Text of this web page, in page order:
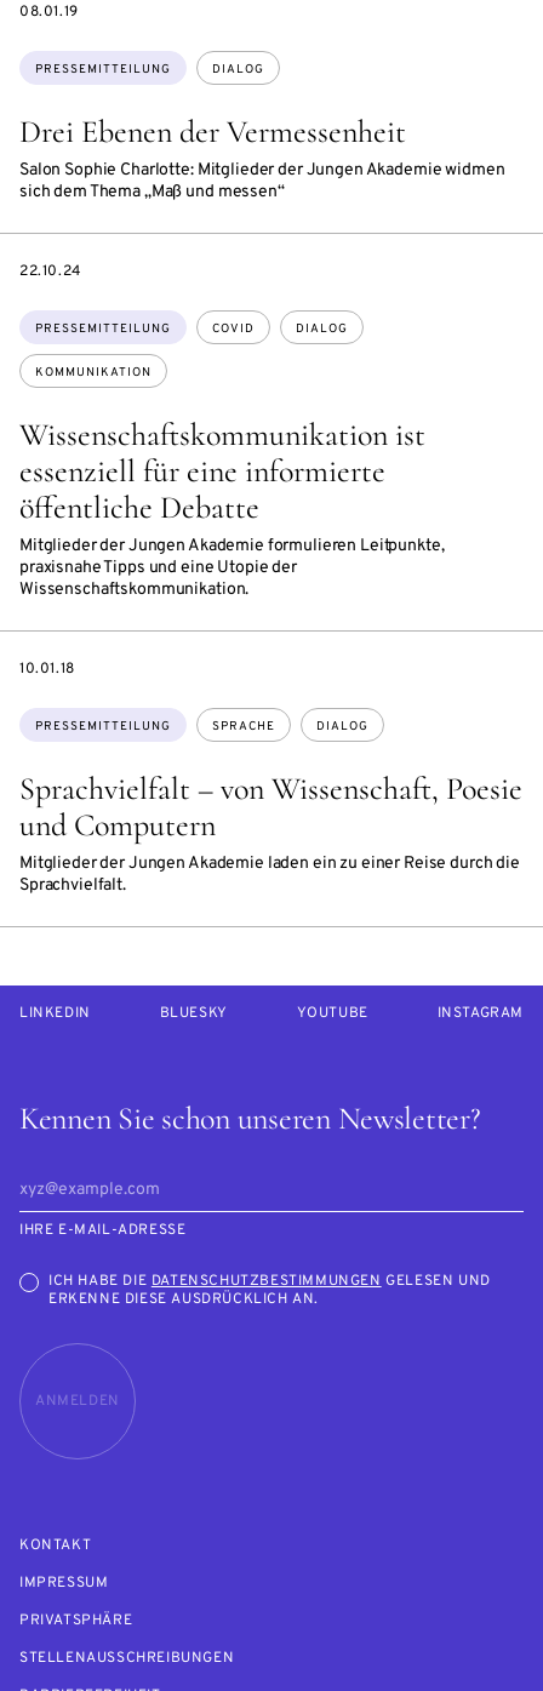
Drei Ebenen der Vermessenheit
Salon Sophie Charlotte: Mitglieder der Jungen Akademie widmen
sich dem Thema „Maß und messen“
Themen:
PRESSEMITTEILUNG DIALOG
DATE
08.01.19
Wissenschaftskommunikation ist
essenziell für eine informierte
öffentliche Debatte
Mitglieder der Jungen Akademie formulieren Leitpunkte,
praxisnahe Tipps und eine Utopie der
Wissenschaftskommunikation.
Themen:
PRESSEMITTEILUNG COVID DIALOG
KOMMUNIKATION
DATE
22.10.24
Sprachvielfalt – von Wissenschaft, Poesie
und Computern
Mitglieder der Jungen Akademie laden ein zu einer Reise durch die
Sprachvielfalt.
Themen:
PRESSEMITTEILUNG SPRACHE DIALOG
DATE
10.01.18
Kennen Sie schon unseren Newsletter?
IHRE E-MAIL-ADRESSE
ICH HABE DIEDATENSCHUTZBESTIMMUNGENGELESEN UND
ERKENNE DIESE AUSDRÜCKLICH AN.
ANMELDEN
LINKEDIN BLUESKY YOUTUBE INSTAGRAM
KONTAKT
IMPRESSUM
PRIVATSPHÄRE
STELLENAUSSCHREIBUNGEN